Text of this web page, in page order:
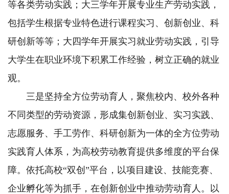
等各类劳动实践；大三学年开展专业生产劳动实践，
包括学生根据专业特色进行课程实习、创新创业、科
研创新等等；大四学年开展实习就业劳动实践，引导
大学生在职业环境下积累工作经验，树立正确的就业
观。
三是坚持全方位劳动育人，聚焦校内、校外各种
不同类型的劳动资源，形成集创新创业、实习实践、
志愿服务、手工劳作、科研创新为一体的全方位劳动
实践育人体系，为高校劳动教育提供多维度的平台保
障。依托高校“双创”平台，以项目建设、技能竞赛、
企业孵化等为抓手，在创新创业中推动劳动育人。以